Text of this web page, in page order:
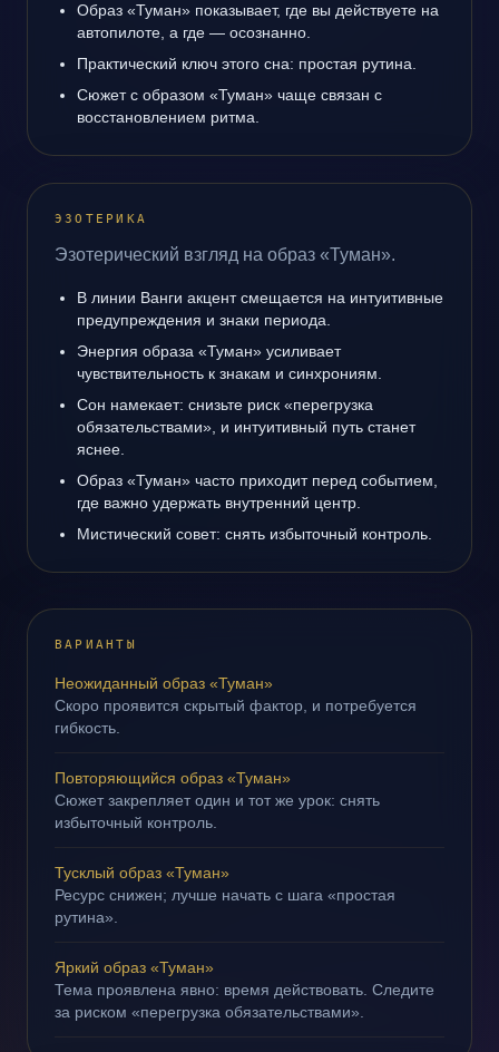
Образ «Туман» показывает, где вы действуете на
автопилоте, а где — осознанно.
Практический ключ этого сна: простая рутина.
Сюжет с образом «Туман» чаще связан с
восстановлением ритма.
ЭЗОТЕРИКА
Эзотерический взгляд на образ «Туман».
В линии Ванги акцент смещается на интуитивные
предупреждения и знаки периода.
Энергия образа «Туман» усиливает
чувствительность к знакам и синхрониям.
Сон намекает: снизьте риск «перегрузка
обязательствами», и интуитивный путь станет
яснее.
Образ «Туман» часто приходит перед событием,
где важно удержать внутренний центр.
Мистический совет: снять избыточный контроль.
ВАРИАНТЫ
Неожиданный образ «Туман»
Скоро проявится скрытый фактор, и потребуется
гибкость.
Повторяющийся образ «Туман»
Сюжет закрепляет один и тот же урок: снять
избыточный контроль.
Тусклый образ «Туман»
Ресурс снижен; лучше начать с шага «простая
рутина».
Яркий образ «Туман»
Тема проявлена явно: время действовать. Следите
за риском «перегрузка обязательствами».